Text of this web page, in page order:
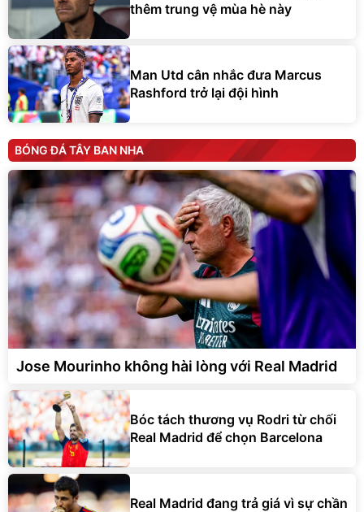
thêm trung vệ mùa hè này
Man Utd cân nhắc đưa Marcus
Rashford trở lại đội hình
BÓNG ĐÁ TÂY BAN NHA
Jose Mourinho không hài lòng với Real Madrid
Bóc tách thương vụ Rodri từ chối
Real Madrid để chọn Barcelona
Real Madrid đang trả giá vì sự chần